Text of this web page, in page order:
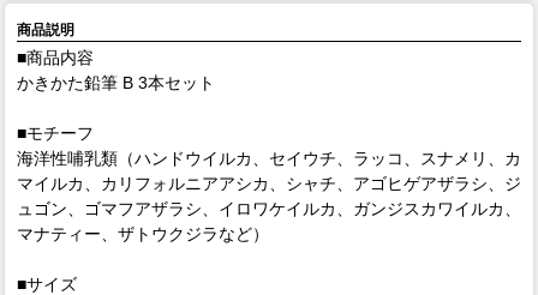
商品説明
■商品内容
かきかた鉛筆 B 3本セット
■モチーフ
海洋性哺乳類（ハンドウイルカ、セイウチ、ラッコ、スナメリ、カ
マイルカ、カリフォルニアアシカ、シャチ、アゴヒゲアザラシ、ジ
ュゴン、ゴマフアザラシ、イロワケイルカ、ガンジスカワイルカ、
マナティー、ザトウクジラなど）
■サイズ